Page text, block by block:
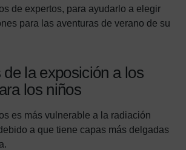
de expertos, para ayudarlo a elegir
para las aventuras de verano de su
la exposición a los
los niños
es más vulnerable a la radiación
a que tiene capas más delgadas